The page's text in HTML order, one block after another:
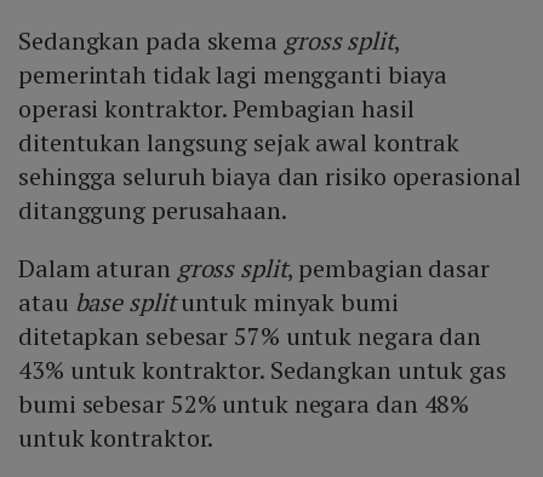
Sedangkan pada skema gross split,
pemerintah tidak lagi mengganti biaya
operasi kontraktor. Pembagian hasil
ditentukan langsung sejak awal kontrak
sehingga seluruh biaya dan risiko operasional
ditanggung perusahaan.
Dalam aturan gross split, pembagian dasar
atau base splituntuk minyak bumi
ditetapkan sebesar 57% untuk negara dan
43% untuk kontraktor. Sedangkan untuk gas
bumi sebesar 52% untuk negara dan 48%
untuk kontraktor.